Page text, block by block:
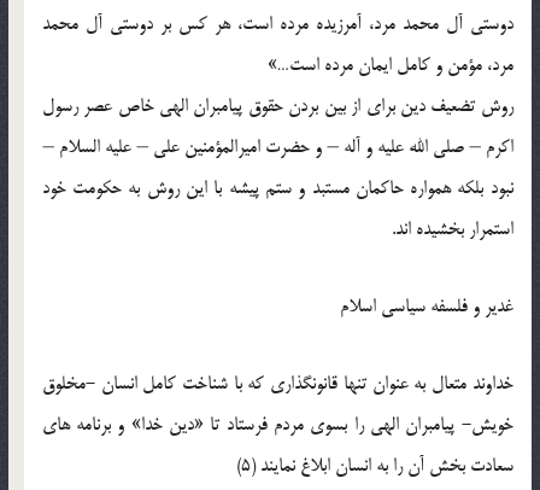
دوستى آل محمد مرد، آمرزيده مرده است، هر كس بر دوستى آل محمد
مرد، مؤمن و كامل ايمان مرده است…»
روش تضعيف دين براى از بين بردن حقوق پيامبران الهى خاص عصر رسول
اكرم – صلى الله عليه و آله – و حضرت اميرالمؤمنين على – عليه السلام –
نبود بلكه همواره حاكمان مستبد و ستم پيشه با اين روش به حكومت‏ خود
استمرار بخشيده‏ اند.
غدير و فلسفه سياسى اسلام
خداوند متعال به عنوان تنها قانونگذارى كه با شناخت كامل انسان -مخلوق
خويش- پيامبران الهى را بسوى مردم فرستاد تا «دين خدا» و برنامه ‏هاى
سعادت‏ بخش آن را به انسان ابلاغ نمايند (5)